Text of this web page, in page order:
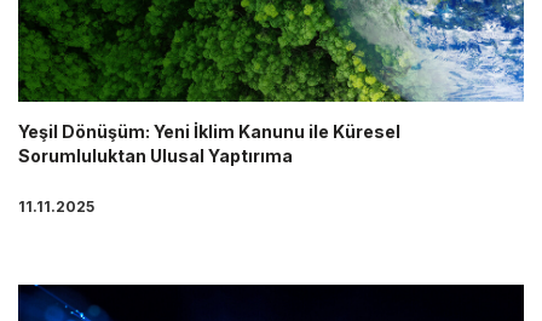
Yeşil Dönüşüm: Yeni İklim Kanunu ile Küresel
Sorumluluktan Ulusal Yaptırıma
11.11.2025